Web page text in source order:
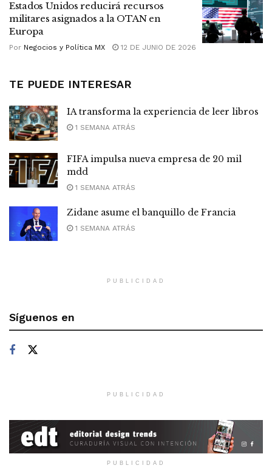
Estados Unidos reducirá recursos
militares asignados a la OTAN en
Europa
Por Negocios y Política MX 12 DE JUNIO DE 2026
TE PUEDE INTERESAR
IA transforma la experiencia de leer libros
1 SEMANA ATRÁS
FIFA impulsa nueva empresa de 20 mil
mdd
1 SEMANA ATRÁS
Zidane asume el banquillo de Francia
1 SEMANA ATRÁS
PUBLICIDAD
Síguenos en
PUBLICIDAD
PUBLICIDAD